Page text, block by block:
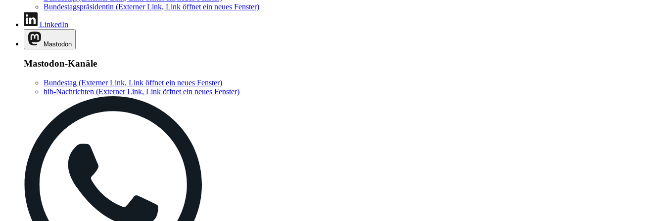
Bundestagspräsidentin (Externer Link, Link öffnet ein neues Fenster)
LinkedIn
Mastodon
Mastodon-Kanäle
Bundestag (Externer Link, Link öffnet ein neues Fenster)
hib-Nachrichten (Externer Link, Link öffnet ein neues Fenster)